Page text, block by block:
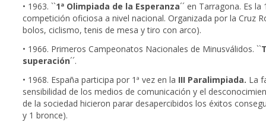
• 1963. ``1ª Olimpiada de la Esperanza´´ en Tarragona. Es la
competición oficiosa a nivel nacional. Organizada por la Cruz
bolos, ciclismo, tenis de mesa y tiro con arco).
• 1966. Primeros Campeonatos Nacionales de Minusválidos. ``
superación´´.
• 1968. España participa por 1ª vez en la III Paralimpiada. La
sensibilidad de los medios de comunicación y el
de la sociedad hicieron parar desapercibidos los éxitos
y 1 bronce).